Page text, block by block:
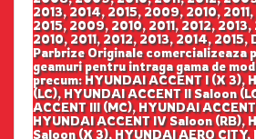
2013, 2014, 2015, 2009, 2010,
2015, 2009, 2010, 2011, 2012,
2010, 2011, 2012, 2013, 2014, 2015,
Parbrize Originale comercializeaza
geamuri pentru intraga gama de
precum: HYUNDAI ACCENT I (X 3),
(LC), HYUNDAI ACCENT II Saloon
ACCENT III (MC), HYUNDAI
HYUNDAI ACCENT IV Saloon (RB),
Saloon (X 3), HYUNDAI AERO CITY,